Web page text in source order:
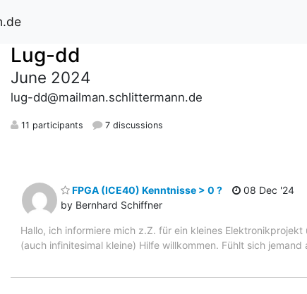
Lug-dd
June 2024
lug-dd@mailman.schlittermann.de
11 participants 7 discussions
FPGA (ICE40) Kenntnisse > 0 ?
by Bernhard Schiffner
08 Dec '24
Hallo, ich informiere mich z.Z. für ein kleines
(auch infinitesimal kleine) Hilfe willkommen. Fühlt sich